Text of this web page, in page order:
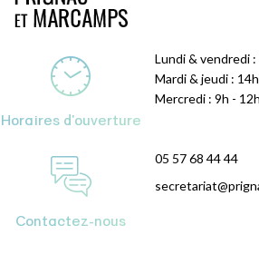
Horaires d'ouverture
Lundi & vendredi
Mardi & jeudi :
Mercredi : 9h - 12h
Contactez-nous
05 57 68 44 44